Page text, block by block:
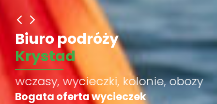
Biuro podróży
Krystad
wczasy, wycieczki, kolonie, obozy
Bogata oferta wycieczek